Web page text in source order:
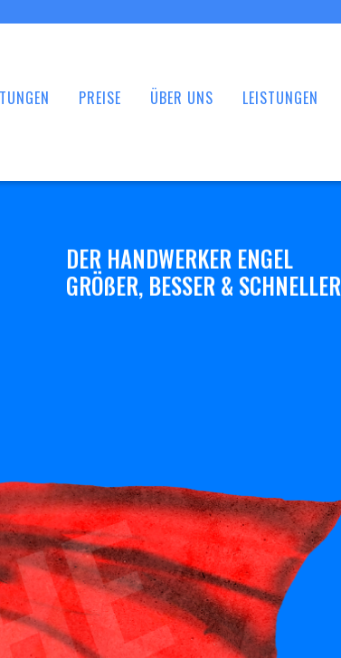
PREISE ÜBER UNS LEISTUNGEN
DER HANDWERKER ENGEL
GRÖßER, BESSER & SCHNELLER